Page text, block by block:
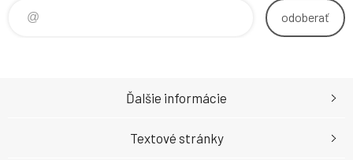
odoberať
Ďalšie informácie
Textové stránky